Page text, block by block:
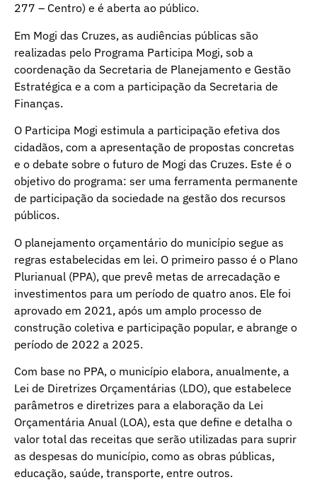
277 – Centro) e é aberta ao público.
Em Mogi das Cruzes, as audiências públicas são
realizadas pelo Programa Participa Mogi, sob a
coordenação da Secretaria de Planejamento e Gestão
Estratégica e a com a participação da Secretaria de
Finanças.
O Participa Mogi estimula a participação efetiva dos
cidadãos, com a apresentação de propostas concretas
e o debate sobre o futuro de Mogi das Cruzes. Este é o
objetivo do programa: ser uma ferramenta permanente
de participação da sociedade na gestão dos recursos
públicos.
O planejamento orçamentário do município segue as
regras estabelecidas em lei. O primeiro passo é o Plano
Plurianual (PPA), que prevê metas de arrecadação e
investimentos para um período de quatro anos. Ele foi
aprovado em 2021, após um amplo processo de
construção coletiva e participação popular, e abrange o
período de 2022 a 2025.
Com base no PPA, o município elabora, anualmente, a
Lei de Diretrizes Orçamentárias (LDO), que estabelece
parâmetros e diretrizes para a elaboração da Lei
Orçamentária Anual (LOA), esta que define e detalha o
valor total das receitas que serão utilizadas para suprir
as despesas do município, como as obras públicas,
educação, saúde, transporte, entre outros.